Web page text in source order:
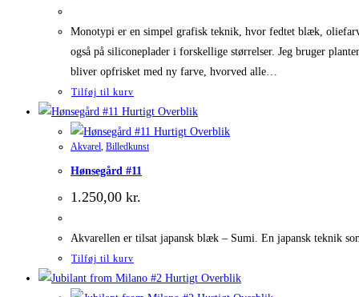
Monotypi er en simpel grafisk teknik, hvor fedtet blæk,
også på siliconeplader i forskellige størrelser. Jeg bruger
bliver opfrisket med ny farve, hvorved alle…
Tilføj til kurv
Hurtigt Overblik
Hurtigt Overblik
Akvarel, Billedkunst
Hønsegård #11
1.250,00 kr.
Akvarellen er tilsat japansk blæk – Sumi. En japansk teknik
Tilføj til kurv
Hurtigt Overblik